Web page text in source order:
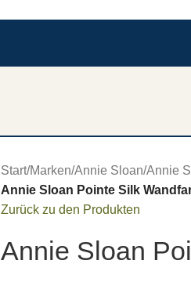
Start/Marken/Annie Sloan/Annie
Annie Sloan Pointe Silk
Zurück zu den Produkten
Annie Sloan